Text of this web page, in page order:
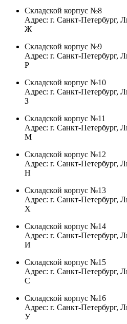
Складской корпус №8
Адрес: г. Санкт-Петербург,
Ж
Складской корпус №9
Адрес: г. Санкт-Петербург,
Р
Складской корпус №10
Адрес: г. Санкт-Петербург,
З
Складской корпус №11
Адрес: г. Санкт-Петербург,
М
Складской корпус №12
Адрес: г. Санкт-Петербург,
Н
Складской корпус №13
Адрес: г. Санкт-Петербург,
Х
Складской корпус №14
Адрес: г. Санкт-Петербург,
И
Складской корпус №15
Адрес: г. Санкт-Петербург,
С
Складской корпус №16
Адрес: г. Санкт-Петербург,
У